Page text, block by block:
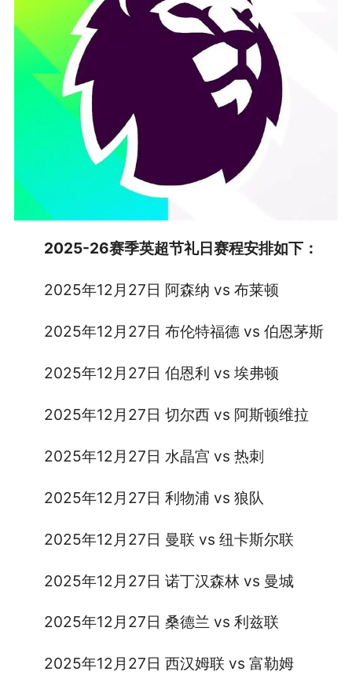
2025-26赛季英超节礼日赛程安排如下：
2025年12月27日 阿森纳 vs 布莱顿
2025年12月27日 布伦特福德 vs 伯恩茅斯
2025年12月27日 伯恩利 vs 埃弗顿
2025年12月27日 切尔西 vs 阿斯顿维拉
2025年12月27日 水晶宫 vs 热刺
2025年12月27日 利物浦 vs 狼队
2025年12月27日 曼联 vs 纽卡斯尔联
2025年12月27日 诺丁汉森林 vs 曼城
2025年12月27日 桑德兰 vs 利兹联
2025年12月27日 西汉姆联 vs 富勒姆